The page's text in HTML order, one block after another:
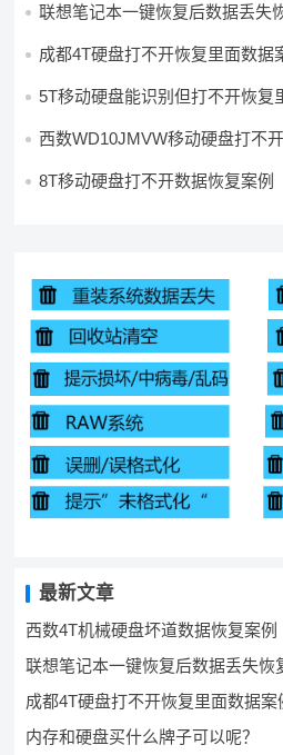
联想笔记本一键恢复后数据丢失
成都4T硬盘打不开恢复里面数据
5T移动硬盘能识别但打不开恢复
西数WD10JMVW移动硬盘打不
8T移动硬盘打不开数据恢复案例
最新文章
西数4T机械硬盘坏道数据恢复案例
联想笔记本一键恢复后数据丢失恢
成都4T硬盘打不开恢复里面数据案
内存和硬盘买什么牌子可以呢？